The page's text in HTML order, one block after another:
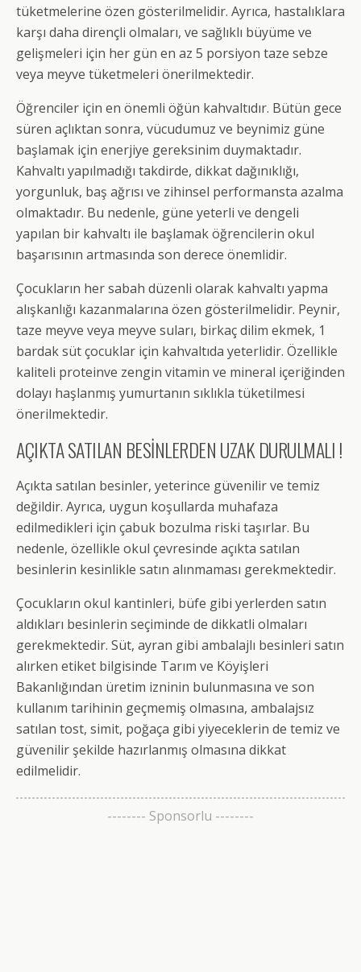
tüketmelerine özen gösterilmelidir. Ayrıca, hastalıklara
karşı daha dirençli olmaları, ve sağlıklı büyüme ve
gelişmeleri için her gün en az 5 porsiyon taze sebze
veya meyve tüketmeleri önerilmektedir.
Öğrenciler için en önemli öğün kahvaltıdır. Bütün gece
süren açlıktan sonra, vücudumuz ve beynimiz güne
başlamak için enerjiye gereksinim duymaktadır.
Kahvaltı yapılmadığı takdirde, dikkat dağınıklığı,
yorgunluk, baş ağrısı ve zihinsel performansta azalma
olmaktadır. Bu nedenle, güne yeterli ve dengeli
yapılan bir kahvaltı ile başlamak öğrencilerin okul
başarısının artmasında son derece önemlidir.
Çocukların her sabah düzenli olarak kahvaltı yapma
alışkanlığı kazanmalarına özen gösterilmelidir. Peynir,
taze meyve veya meyve suları, birkaç dilim ekmek, 1
bardak süt çocuklar için kahvaltıda yeterlidir. Özellikle
kaliteli proteinve zengin vitamin ve mineral içeriğinden
dolayı haşlanmış yumurtanın sıklıkla tüketilmesi
önerilmektedir.
AÇIKTA SATILAN BESİNLERDEN UZAK DURULMALI !
Açıkta satılan besinler, yeterince güvenilir ve temiz
değildir. Ayrıca, uygun koşullarda muhafaza
edilmedikleri için çabuk bozulma riski taşırlar. Bu
nedenle, özellikle okul çevresinde açıkta satılan
besinlerin kesinlikle satın alınmaması gerekmektedir.
Çocukların okul kantinleri, büfe gibi yerlerden satın
aldıkları besinlerin seçiminde de dikkatli olmaları
gerekmektedir. Süt, ayran gibi ambalajlı besinleri satın
alırken etiket bilgisinde Tarım ve Köyişleri
Bakanlığından üretim izninin bulunmasına ve son
kullanım tarihinin geçmemiş olmasına, ambalajsız
satılan tost, simit, poğaça gibi yiyeceklerin de temiz ve
güvenilir şekilde hazırlanmış olmasına dikkat
edilmelidir.
-------- Sponsorlu --------